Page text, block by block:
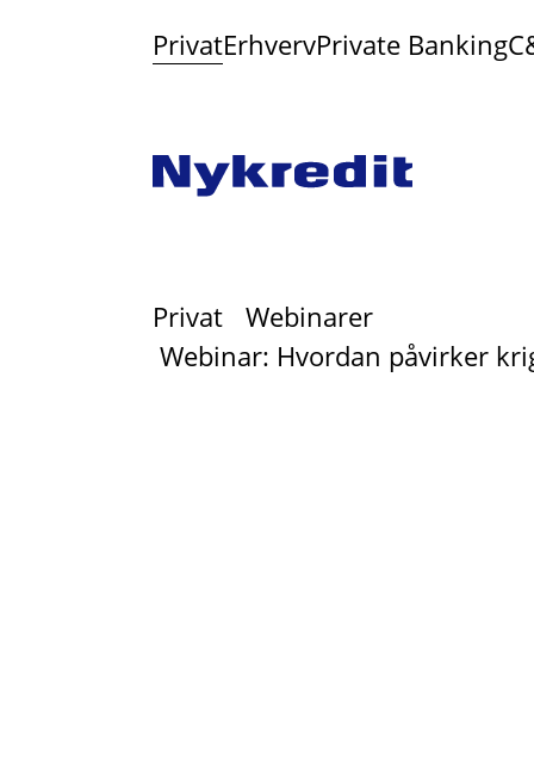
PrivatErhvervPrivate Banking
Privat
Webinarer
Webinar: Hvordan påvirker